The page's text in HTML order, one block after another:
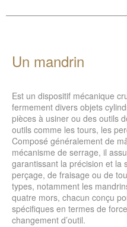
Un mandrin
Est un dispositif mécanique
fermement divers objets
pièces à usiner ou des outils
outils comme les tours, les
Composé généralement de
mécanisme de serrage, il
garantissant la précision et la
perçage, de fraisage ou de
types, notamment les
quatre mors, chacun conçu
spécifiques en termes de
changement d’outil.